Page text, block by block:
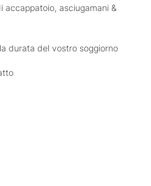
accappatoio, asciugamani &
durata del vostro soggiorno